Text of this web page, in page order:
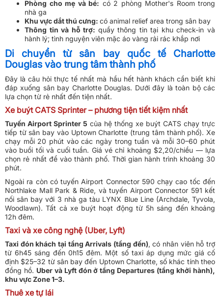
Phòng cho mẹ và bé: có 2 phòng Mother's Room trong
nhà ga
Khu vực dắt thú cưng: có animal relief area trong sân bay
Thông tin và hỗ trợ: quầy thông tin tại khu check-in và
hành lý; tình nguyện viên mặc áo vàng rải rác khắp nơi
Di chuyển từ sân bay quốc tế Charlotte
Douglas vào trung tâm thành phố
Đây là câu hỏi thực tế nhất mà hầu hết hành khách cần biết khi
đáp xuống sân bay Charlotte Douglas. Dưới đây là toàn bộ các
lựa chọn từ rẻ nhất đến tiện nhất.
Xe buýt CATS Sprinter – phương tiện tiết kiệm nhất
Tuyến Airport Sprinter 5 của hệ thống xe buýt CATS chạy trực
tiếp từ sân bay vào Uptown Charlotte (trung tâm thành phố). Xe
chạy mỗi 20 phút vào các ngày trong tuần và mỗi 30–60 phút
vào buổi tối và cuối tuần. Giá vé chỉ khoảng $2,20/chiều — lựa
chọn rẻ nhất để vào thành phố. Thời gian hành trình khoảng 30
phút.
Ngoài ra còn có tuyến Airport Connector 590 chạy cao tốc đến
Northlake Mall Park & Ride, và tuyến Airport Connector 591 kết
nối sân bay với 3 nhà ga tàu LYNX Blue Line (Archdale, Tyvola,
Woodlawn). Tất cả xe buýt hoạt động từ 5h sáng đến khoảng
12h đêm.
Taxi và xe công nghệ (Uber, Lyft)
Taxi đón khách tại tầng Arrivals (tầng đến), có nhân viên hỗ trợ
từ 6h45 sáng đến 0h15 đêm. Một số taxi áp dụng mức giá cố
định $25–32 từ sân bay đến Uptown Charlotte, số khác tính theo
đồng hồ. Uber và Lyft đón ở tầng Departures (tầng khởi hành),
khu vực Zone 1–3.
Thuê xe tự lái